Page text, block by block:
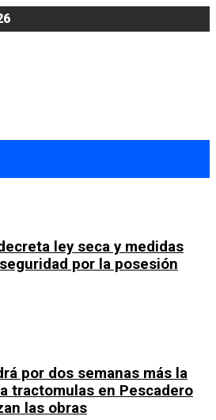
ley seca y medidas
por la posesión
por dos semanas más la
tractomulas en Pescadero
las obras